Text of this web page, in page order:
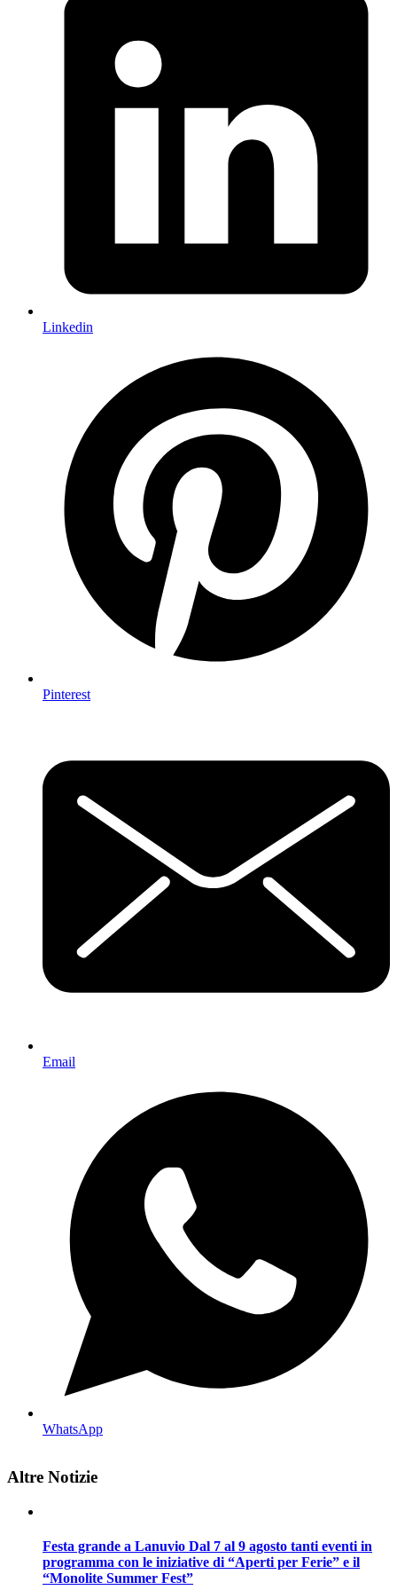
Altre Notizie
Festa grande a Lanuvio Dal 7 al 9 agosto tanti eventi in
programma con le iniziative di “Aperti per Ferie” e il
“Monolite Summer Fest”
Linkedin
Pinterest
Email
WhatsApp